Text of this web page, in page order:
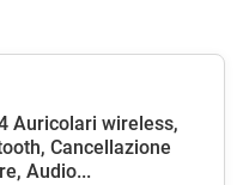
Auricolari wireless,
Cancellazione
Audio...